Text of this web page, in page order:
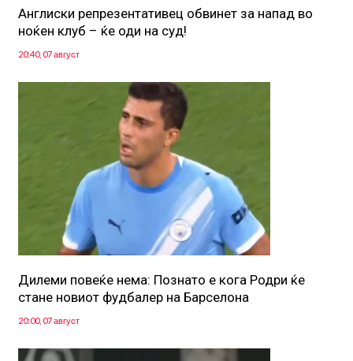
Англиски репрезентативец обвинет за напад во
ноќен клуб – ќе оди на суд!
20:40, 07 август
Дилеми повеќе нема: Познато е кога Родри ќе
стане новиот фудбалер на Барселона
20:00, 07 август